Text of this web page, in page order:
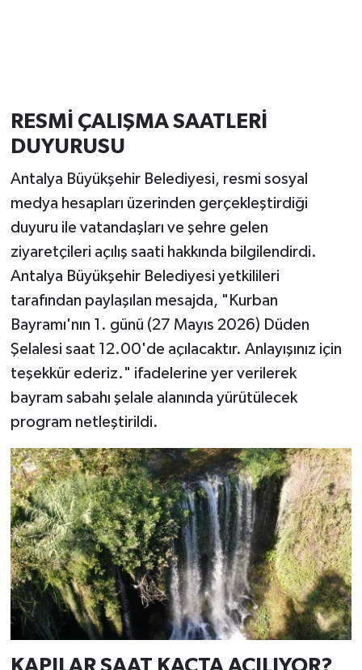
RESMİ ÇALIŞMA SAATLERİ
DUYURUSU
Antalya Büyükşehir Belediyesi, resmi sosyal
medya hesapları üzerinden gerçekleştirdiği
duyuru ile vatandaşları ve şehre gelen
ziyaretçileri açılış saati hakkında bilgilendirdi.
Antalya Büyükşehir Belediyesi yetkilileri
tarafından paylaşılan mesajda, "Kurban
Bayramı'nın 1. günü (27 Mayıs 2026) Düden
Şelalesi saat 12.00'de açılacaktır. Anlayışınız için
teşekkür ederiz." ifadelerine yer verilerek
bayram sabahı şelale alanında yürütülecek
program netleştirildi.